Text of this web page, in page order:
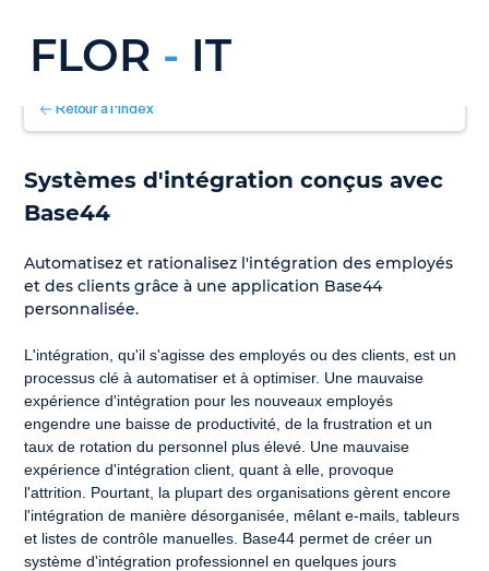
FLOR - IT
Retour à l'index
Systèmes d'intégration conçus avec
Base44
Automatisez et rationalisez l'intégration des employés
et des clients grâce à une application Base44
personnalisée.
L'intégration, qu'il s'agisse des employés ou des clients, est un
processus clé à automatiser et à optimiser. Une mauvaise
expérience d'intégration pour les nouveaux employés
engendre une baisse de productivité, de la frustration et un
taux de rotation du personnel plus élevé. Une mauvaise
expérience d'intégration client, quant à elle, provoque
l'attrition. Pourtant, la plupart des organisations gèrent encore
l'intégration de manière désorganisée, mêlant e-mails, tableurs
et listes de contrôle manuelles. Base44 permet de créer un
système d'intégration professionnel en quelques jours